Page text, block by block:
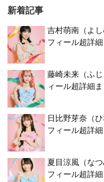
新着記事
吉村萌南（よ
フィール超詳細
藤崎未来（ふ
ィール超詳細ま
日比野芽奈（
フィール超詳細
夏目涼風（な
フィール超詳細